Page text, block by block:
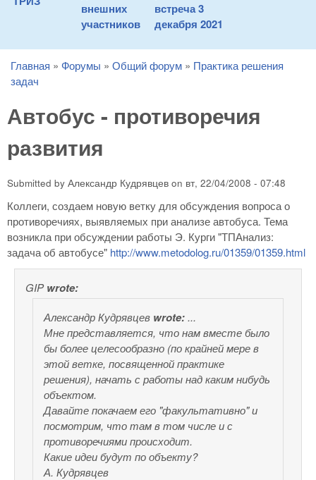
внешних
участников
встреча 3
декабря 2021
You are here
Главная » Форумы » Общий форум » Практика решения
задач
Автобус - противоречия
развития
Submitted by Александр Кудрявцев on вт, 22/04/2008 - 07:48
Коллеги, создаем новую ветку для обсуждения вопроса о
противоречиях, выявляемых при анализе автобуса. Тема
возникла при обсуждении работы Э. Курги "ТПАнализ:
задача об автобусе" http://www.metodolog.ru/01359/01359.html
GIPwrote:
Александр Кудрявцев wrote: ...
Мне представляется, что нам вместе было
бы более целесообразно (по крайней мере в
этой ветке, посвященной практике
решения), начать с работы над каким нибудь
объектом.
Давайте покачаем его "факультативно" и
посмотрим, что там в том числе и с
противоречиями происходит.
Какие идеи будут по объекту?
А. Кудрявцев